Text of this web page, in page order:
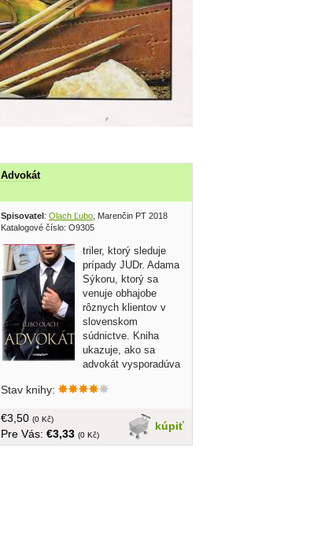
Advokát
Spisovatel: Olach Ľubo , Marenčin PT 2018
Katalogové číslo: O9305
triler, ktorý sleduje
prípady JUDr. Adama
Sýkoru, ktorý sa
venuje obhajobe
rôznych klientov v
slovenskom
súdnictve. Kniha
ukazuje, ako sa
advokát vysporadúva
morálnymi dilemami, ktoré mu prináša
strán
Stav knihy:
kúpiť
€3,50 (0 Kč)
Pre Vás: €3,33 (0 Kč)